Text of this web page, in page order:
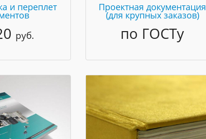
и переплет
руб.
Проектная документация
(для крупных заказов)
по ГОСТу